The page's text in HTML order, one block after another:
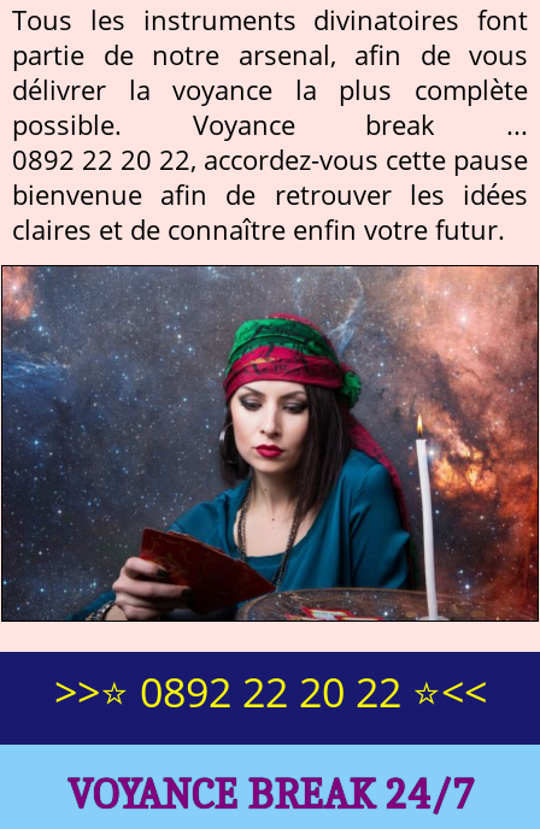
Tous les instruments divinatoires font
partie de notre arsenal, afin de vous
délivrer la voyance la plus complète
possible. Voyance break ...
0892 22 20 22, accordez-vous cette pause
bienvenue afin de retrouver les idées
claires et de connaître enfin votre futur.
>>⭐ 0892 22 20 22 ⭐<<
VOYANCE BREAK 24/7